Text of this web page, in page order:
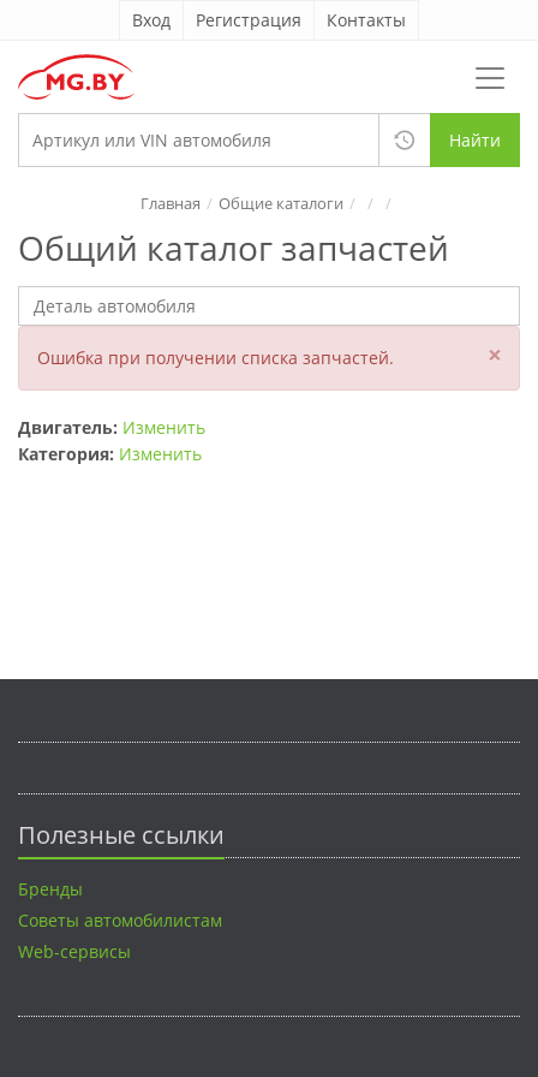
Вход Регистрация Контакты
Найти
Общий каталог запчастей
Главная Общие каталоги
Ошибка при получении списка запчастей. ×
Двигатель: Изменить
Категория: Изменить
Полезные ссылки
Бренды
Советы автомобилистам
Web-сервисы